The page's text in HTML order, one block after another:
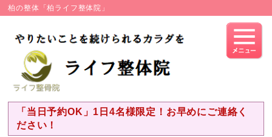
柏の整体「柏ライフ整体院」
「当日予約OK」1日4名様限定！お早めにご連絡く
ださい！